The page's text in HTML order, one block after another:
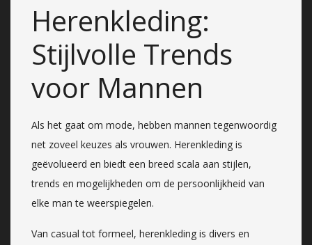
Herenkleding:
Stijlvolle Trends
voor Mannen
Als het gaat om mode, hebben mannen tegenwoordig
net zoveel keuzes als vrouwen. Herenkleding is
geëvolueerd en biedt een breed scala aan stijlen,
trends en mogelijkheden om de persoonlijkheid van
elke man te weerspiegelen.
Van casual tot formeel, herenkleding is divers en